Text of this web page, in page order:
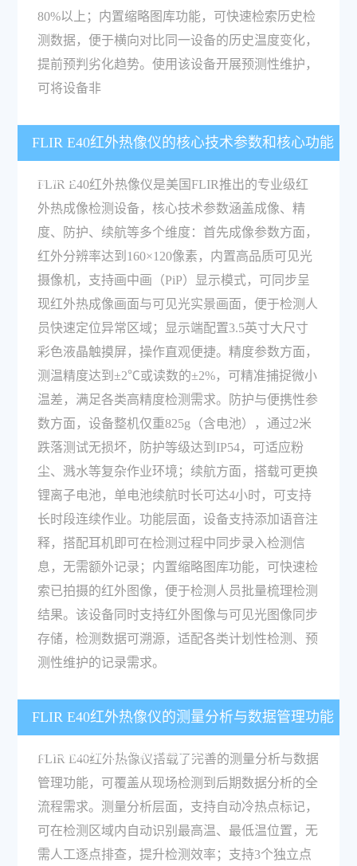
80%以上；内置缩略图库功能，可快速检索历史检
测数据，便于横向对比同一设备的历史温度变化，
提前预判劣化趋势。使用该设备开展预测性维护，
可将设备非
FLIR E40红外热像仪的核心技术参数和核心功能
有哪些？
FLIR E40红外热像仪是美国FLIR推出的专业级红
外热成像检测设备，核心技术参数涵盖成像、精
度、防护、续航等多个维度：首先成像参数方面，
红外分辨率达到160×120像素，内置高品质可见光
摄像机，支持画中画（PiP）显示模式，可同步呈
现红外热成像画面与可见光实景画面，便于检测人
员快速定位异常区域；显示端配置3.5英寸大尺寸
彩色液晶触摸屏，操作直观便捷。精度参数方面，
测温精度达到±2℃或读数的±2%，可精准捕捉微小
温差，满足各类高精度检测需求。防护与便携性参
数方面，设备整机仅重825g（含电池），通过2米
跌落测试无损坏，防护等级达到IP54，可适应粉
尘、溅水等复杂作业环境；续航方面，搭载可更换
锂离子电池，单电池续航时长可达4小时，可支持
长时段连续作业。功能层面，设备支持添加语音注
释，搭配耳机即可在检测过程中同步录入检测信
息，无需额外记录；内置缩略图库功能，可快速检
索已拍摄的红外图像，便于检测人员批量梳理检测
结果。该设备同时支持红外图像与可见光图像同步
存储，检测数据可溯源，适配各类计划性检测、预
测性维护的记录需求。
FLIR E40红外热像仪的测量分析与数据管理功能
可以满足哪些运维检测需求？
FLIR E40红外热像仪搭载了完善的测量分析与数据
管理功能，可覆盖从现场检测到后期数据分析的全
流程需求。测量分析层面，支持自动冷热点标记，
可在检测区域内自动识别最高温、最低温位置，无
需人工逐点排查，提升检测效率；支持3个独立点